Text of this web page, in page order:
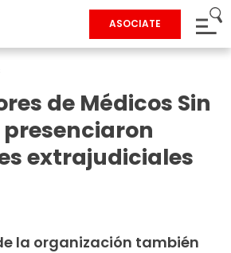
ASOCIATE
de Médicos Sin
extrajudiciales
la organización también